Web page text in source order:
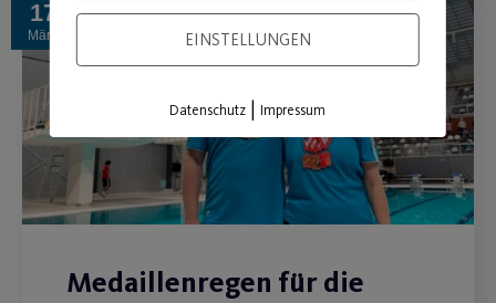
17
März
Medaillenregen für die
EINSTELLUNGEN
Datenschutz |Impressum